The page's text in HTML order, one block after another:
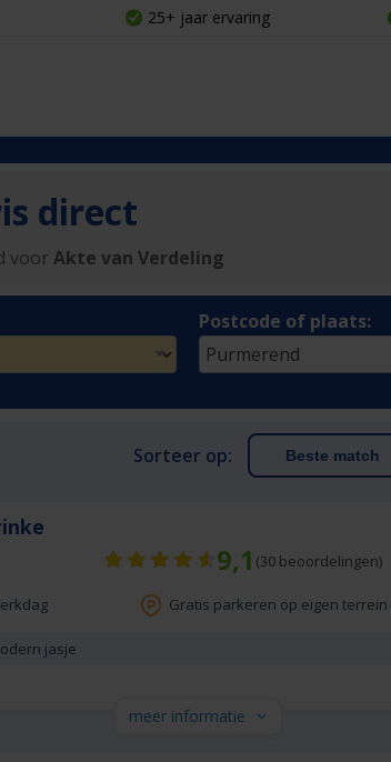
25+ jaar ervaring
direct
voor Akte van Verdeling
Postcode of plaats:
Sorteer op: Beste match
9,1 (30beoordelingen)
Gratis parkeren op eigen terrein
jasje
meer informatie